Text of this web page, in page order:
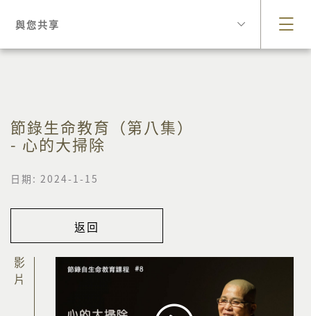
與您共享
節錄生命教育（第八集）
- 心的大掃除
日期: 2024-1-15
返回
影片